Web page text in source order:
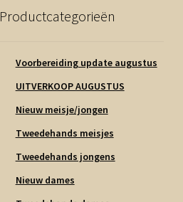
Productcategorieën
Voorbereiding update augustus
UITVERKOOP AUGUSTUS
Nieuw meisje/jongen
Tweedehands meisjes
Tweedehands jongens
Nieuw dames